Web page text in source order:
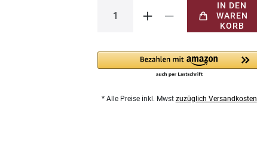
IN DEN
WAREN
KORB
* Alle Preise inkl. Mwst zuzüglich Versandkosten